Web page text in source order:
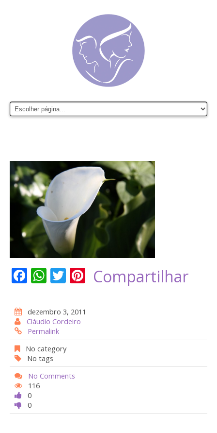
F
e
b
o
o
k
W
at
s
A
p
p
T
itt
er
Pi
er
st
Compartilhar
dezembro 3, 2011
Cláudio Cordeiro
Permalink
No category
No tags
No Comments
116
0
0